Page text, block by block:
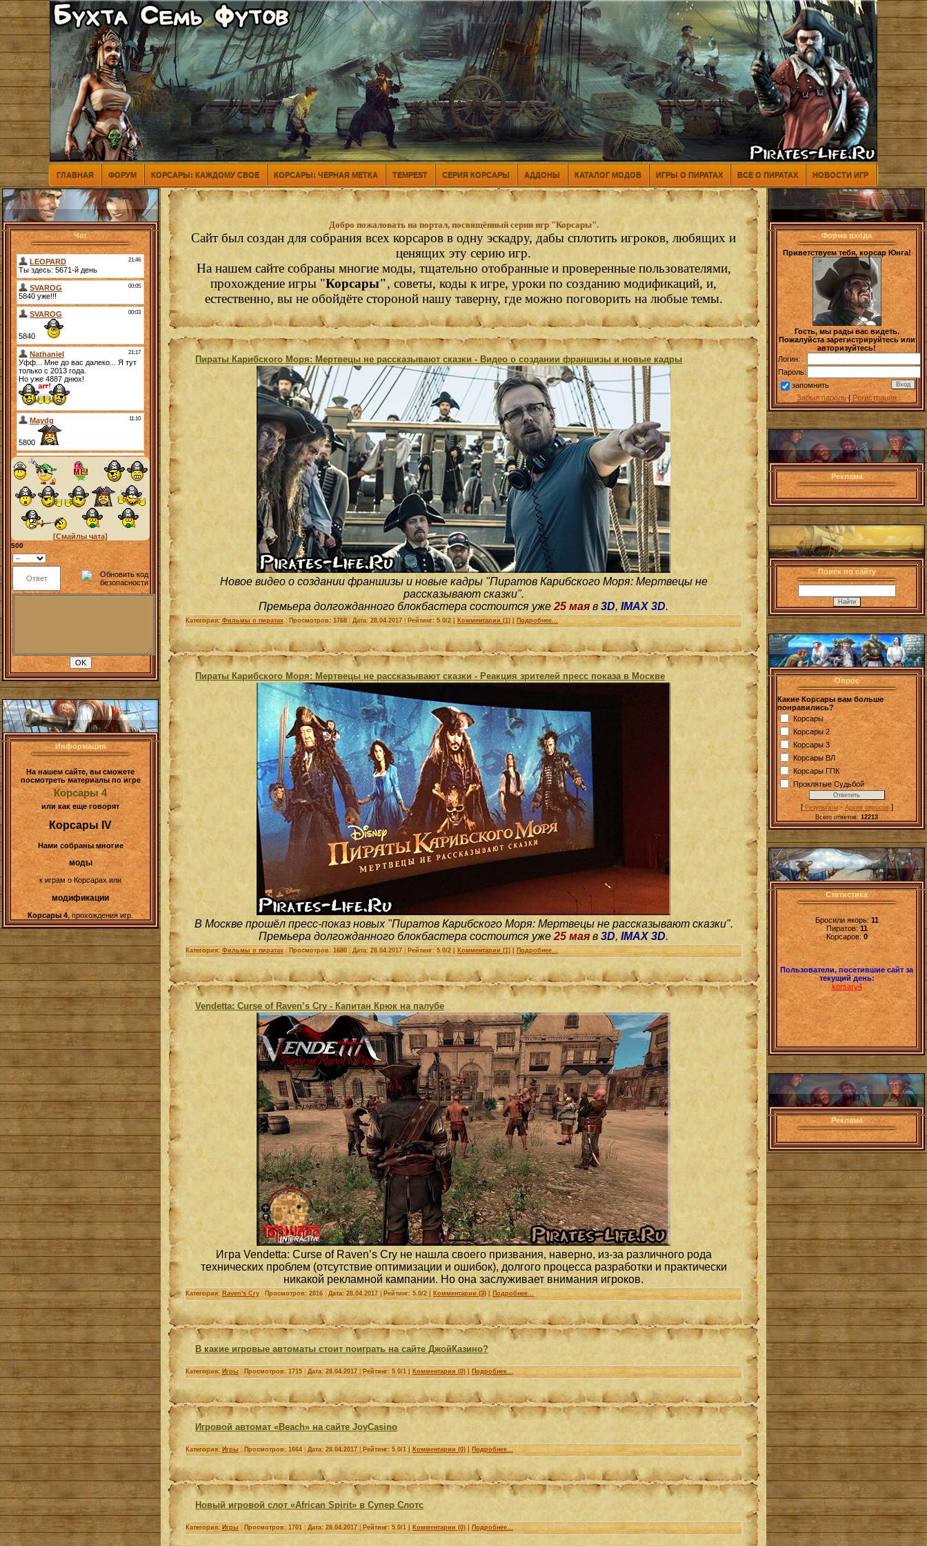
ГЛАВНАЯ ФОРУМ КОРСАРЫ: КАЖДОМУ СВОЕ КОРСАРЫ: ЧЕРНАЯ МЕТКА TEMPEST СЕРИЯ КОРСАРЫ АДДОНЫ КАТАЛОГ МОДОВ ИГРЫ О ПИРАТАХ ВСЕ О ПИРАТАХ НОВОСТИ ИГР
Чат
[Смайлы чата]
500
Информация
На нашем сайте, вы сможете
посмотреть материалы по игре
Корсары 4
или как еще говорят
Корсары IV
Нами собраны многие
моды
к играм о Корсарах или
модификации
Корсары 4, прохождения игр.
Добро пожаловать на портал, посвящённый серии игр "Корсары".
Сайт был создан для собрания всех корсаров в одну эскадру, дабы сплотить игроков, любящих и
ценящих эту серию игр.
На нашем сайте собраны многие моды, тщательно отобранные и проверенные пользователями,
прохождение игры "Корсары", советы, коды к игре, уроки по созданию модификаций, и,
естественно, вы не обойдёте стороной нашу таверну, где можно поговорить на любые темы.
Пираты Карибского Моря: Мертвецы не рассказывают сказки - Видео о создании франшизы и новые кадры
Новое видео о создании франшизы и новые кадры "Пиратов Карибского Моря: Мертвецы не
рассказывают сказки".
Премьера долгожданного блокбастера состоится уже 25 мая в 3D,IMAX 3D.
Категория:Фильмы о пиратах| Просмотров: 1768|Дата:28.04.2017| Рейтинг: 5.0/2 | Комментарии (1)| Подробнее...
Пираты Карибского Моря: Мертвецы не рассказывают сказки - Реакция зрителей пресс показа в Москве
В Москве прошёл пресс-показ новых "Пиратов Карибского Моря: Мертвецы не рассказывают сказки".
Премьера долгожданного блокбастера состоится уже 25 мая в 3D, IMAX 3D.
Категория:Фильмы о пиратах| Просмотров: 1680|Дата:28.04.2017| Рейтинг: 5.0/2 | Комментарии (1)| Подробнее...
Vendetta: Curse of Raven’s Cry - Капитан Крюк на палубе
Игра Vendetta: Curse of Raven’s Cry не нашла своего призвания, наверно, из-за различного рода
технических проблем (отсутствие оптимизации и ошибок), долгого процесса разработки и практически
никакой рекламной кампании. Но она заслуживает внимания игроков.
Категория: Raven's Cry| Просмотров: 2816|Дата: 28.04.2017| Рейтинг: 5.0/2 | Комментарии (3) |Подробнее...
В какие игровые автоматы стоит поиграть на сайте ДжойКазино?
Категория: Игры| Просмотров: 1715|Дата:28.04.2017| Рейтинг: 5.0/1 | Комментарии (0)| Подробнее...
Игровой автомат «Beach» на сайте JoyCasino
Категория: Игры| Просмотров: 1664|Дата:28.04.2017| Рейтинг: 5.0/1 | Комментарии (0)| Подробнее...
Новый игровой слот «Аfrican Spirit» в Супер Слотс
Категория: Игры| Просмотров: 1701|Дата:28.04.2017| Рейтинг: 5.0/1 | Комментарии (0)| Подробнее...
Форма входа
Приветствуем тебя, корсар Юнга!
Гость, мы рады вас видеть.
Пожалуйста зарегистрируйтесь или
авторизуйтесь!
Логин:
Пароль:
запомнить
Забыл пароль|Регистрация
Реклама
Поиск по сайту
Опрос
Какие Корсары вам больше
понравились?
Корсары
Корсары 2
Корсары 3
Корсары ВЛ
Корсары ГПК
Проклятые Судьбой
[Результаты· Архив опросов]
Всего ответов: 12213
Статистика
Бросили якорь:11
Пиратов:11
Корсаров:0
Пользователи, посетившие сайт за
текущий день:
korsary4
Реклама